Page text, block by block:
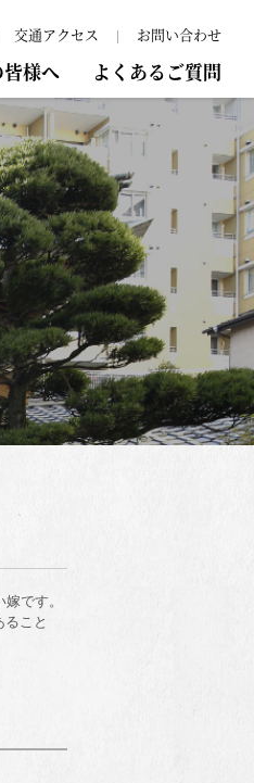
様へ よくあるご質問
交通アクセス お問い合わせ
です。
こと